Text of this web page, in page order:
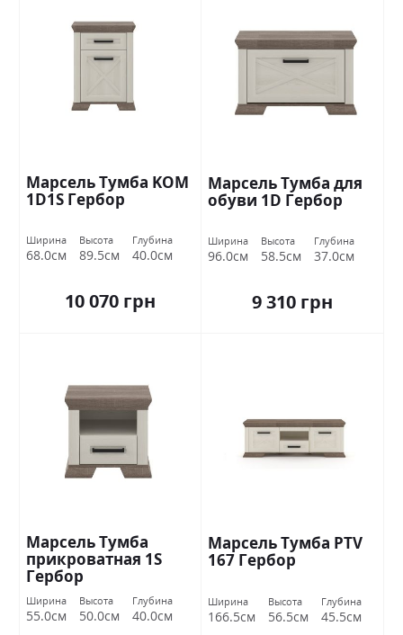
Марсель Тумба KOM
1D1S Гербор
Ширина
68.0см
Высота
89.5см
Глубина
40.0см
10 070 грн
Марсель Тумба для
обуви 1D Гербор
Ширина
96.0см
Высота
58.5см
Глубина
37.0см
9 310 грн
Марсель Тумба
прикроватная 1S
Гербор
Ширина
55.0см
Высота
50.0см
Глубина
40.0см
Марсель Тумба РТV
167 Гербор
Ширина
166.5см
Высота
56.5см
Глубина
45.5см